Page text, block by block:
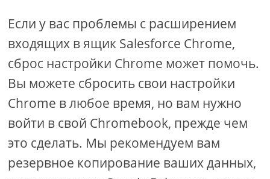
Если у вас проблемы с расширением
входящих в ящик Salesforce Chrome,
сброс настройки Chrome может помочь.
Вы можете сбросить свои настройки
Chrome в любое время, но вам нужно
войти в свой Chromebook, прежде чем
это сделать. Мы рекомендуем вам
резервное копирование ваших данных,